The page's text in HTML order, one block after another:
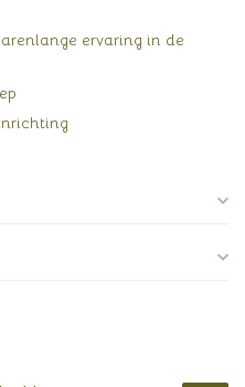
ervaring in de